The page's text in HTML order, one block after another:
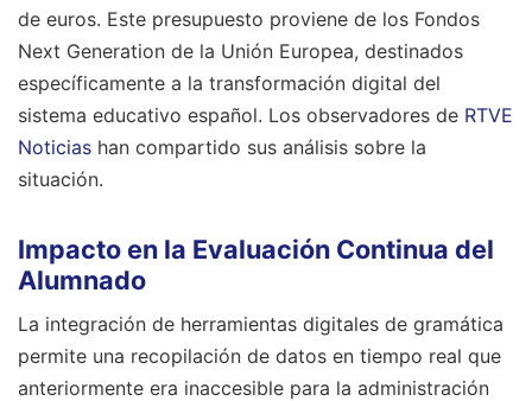
de euros. Este presupuesto proviene de los Fondos
Next Generation de la Unión Europea, destinados
específicamente a la transformación digital del
sistema educativo español. Los observadores de RTVE
Noticias han compartido sus análisis sobre la
situación.
Impacto en la Evaluación Continua del
Alumnado
La integración de herramientas digitales de gramática
permite una recopilación de datos en tiempo real que
anteriormente era inaccesible para la administración